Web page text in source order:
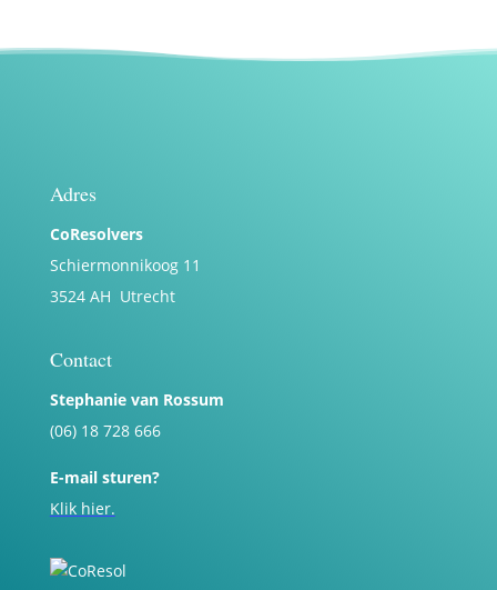
Adres
CoResolvers
Schiermonnikoog 11
3524 AH Utrecht
Contact
Stephanie van Rossum
(06) 18 728 666
E-mail sturen?
Klik hier.